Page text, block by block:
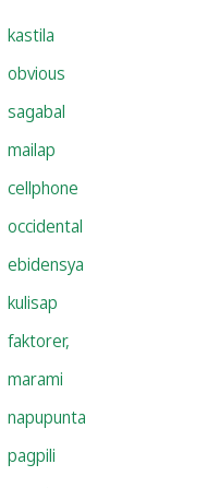
kastila
obvious
sagabal
mailap
cellphone
occidental
ebidensya
kulisap
faktorer,
marami
napupunta
pagpili